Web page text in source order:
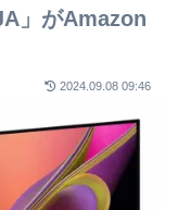
」がAmazon
2024.09.08 09:46